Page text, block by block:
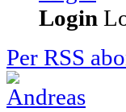
Login
Per RSS